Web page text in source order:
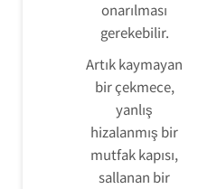
onarılması
gerekebilir.
Artık kaymayan
bir çekmece,
yanlış
hizalanmış bir
mutfak kapısı,
sallanan bir